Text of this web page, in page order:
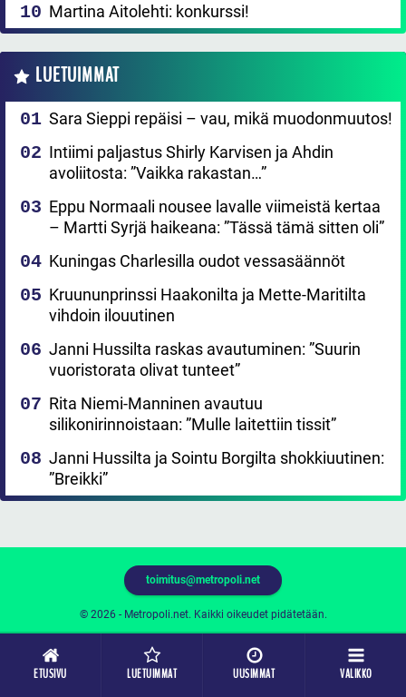
ETUSIVU LUETUIMMAT UUSIMMAT VALIKKO
Martina Aitolehti: konkurssi!
LUETUIMMAT
Sara Sieppi repäisi – vau, mikä muodonmuutos!
Intiimi paljastus Shirly Karvisen ja Ahdin
avoliitosta: ”Vaikka rakastan…”
Eppu Normaali nousee lavalle viimeistä kertaa
– Martti Syrjä haikeana: ”Tässä tämä sitten oli”
Kuningas Charlesilla oudot vessasäännöt
Kruununprinssi Haakonilta ja Mette-Maritilta
vihdoin ilouutinen
Janni Hussilta raskas avautuminen: ”Suurin
vuoristorata olivat tunteet”
Rita Niemi-Manninen avautuu
silikonirinnoistaan: ”Mulle laitettiin tissit”
Janni Hussilta ja Sointu Borgilta shokkiuutinen:
”Breikki”
© 2026 - Metropoli.net. Kaikki oikeudet pidätetään.
toimitus@metropoli.net